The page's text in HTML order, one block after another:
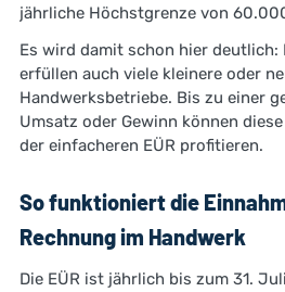
jährliche Höchstgrenze von
Es wird damit schon hier deutlich:
erfüllen auch viele kleinere oder
Handwerksbetriebe. Bis zu einer
Umsatz oder Gewinn können
der einfacheren EÜR profitieren.
So funktioniert die
Rechnung im Handwerk
Die EÜR ist jährlich bis zum 31.